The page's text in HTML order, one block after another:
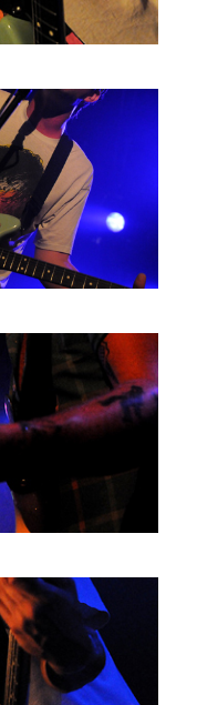
WEBSHOP